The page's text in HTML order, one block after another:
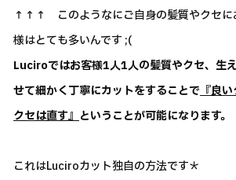
↑↑↑ このようなにご自身の髪質やクセに
様はとても多いんです ;(
Luciroではお客様1人1人の髪質やクセ、生
せて細かく丁寧にカットをすることで『良
クセは直す』ということが可能になります。
これはLuciroカット独自の方法です＊